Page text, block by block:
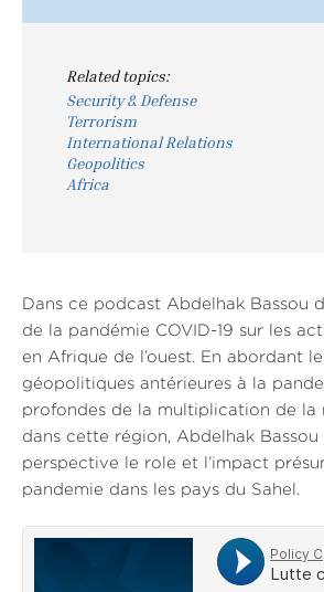
Related topics:
Security & Defense
Terrorism
International Relations
Geopolitics
Africa
Dans ce podcast Abdelhak Bassou
de la pandémie COVID-19 sur les
en Afrique de l’ouest. En abordant
géopolitiques antérieures à la
profondes de la multiplication de la
dans cette région, Abdelhak Bassou
perspective le role et l’impact
pandemie dans les pays du Sahel.